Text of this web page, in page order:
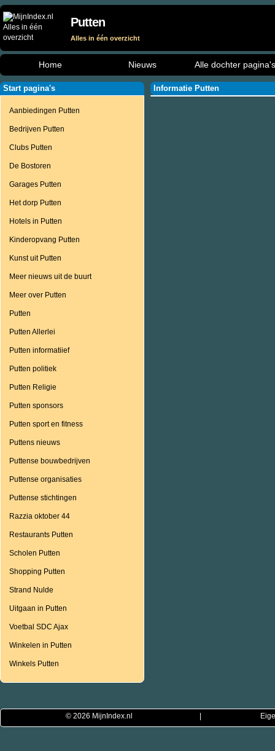
Putten
Alles in één overzicht
Home Nieuws Alle dochter pagina's
Start pagina's
Aanbiedingen Putten
Bedrijven Putten
Clubs Putten
De Bostoren
Garages Putten
Het dorp Putten
Hotels in Putten
Kinderopvang Putten
Kunst uit Putten
Meer nieuws uit de buurt
Meer over Putten
Putten
Putten Allerlei
Putten informatiief
Putten politiek
Putten Religie
Putten sponsors
Putten sport en fitness
Puttens nieuws
Puttense bouwbedrijven
Puttense organisaties
Puttense stichtingen
Razzia oktober 44
Restaurants Putten
Scholen Putten
Shopping Putten
Strand Nulde
Uitgaan in Putten
Voetbal SDC Ajax
Winkelen in Putten
Winkels Putten
Informatie Putten
© 2026 MijnIndex.nl